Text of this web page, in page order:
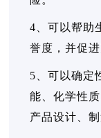
4、可以帮助
誉度，并促
5、可以确定
能、化学性
产品设计、